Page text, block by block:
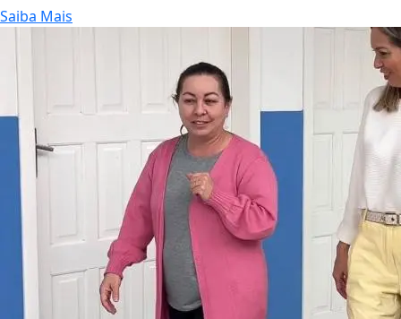
Saiba Mais